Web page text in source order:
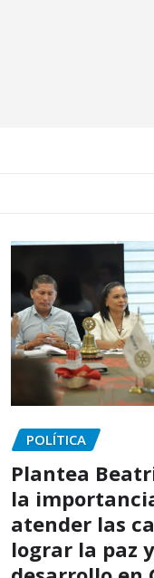
POLÍTICA
Plantea
la
atender las
lograr la paz